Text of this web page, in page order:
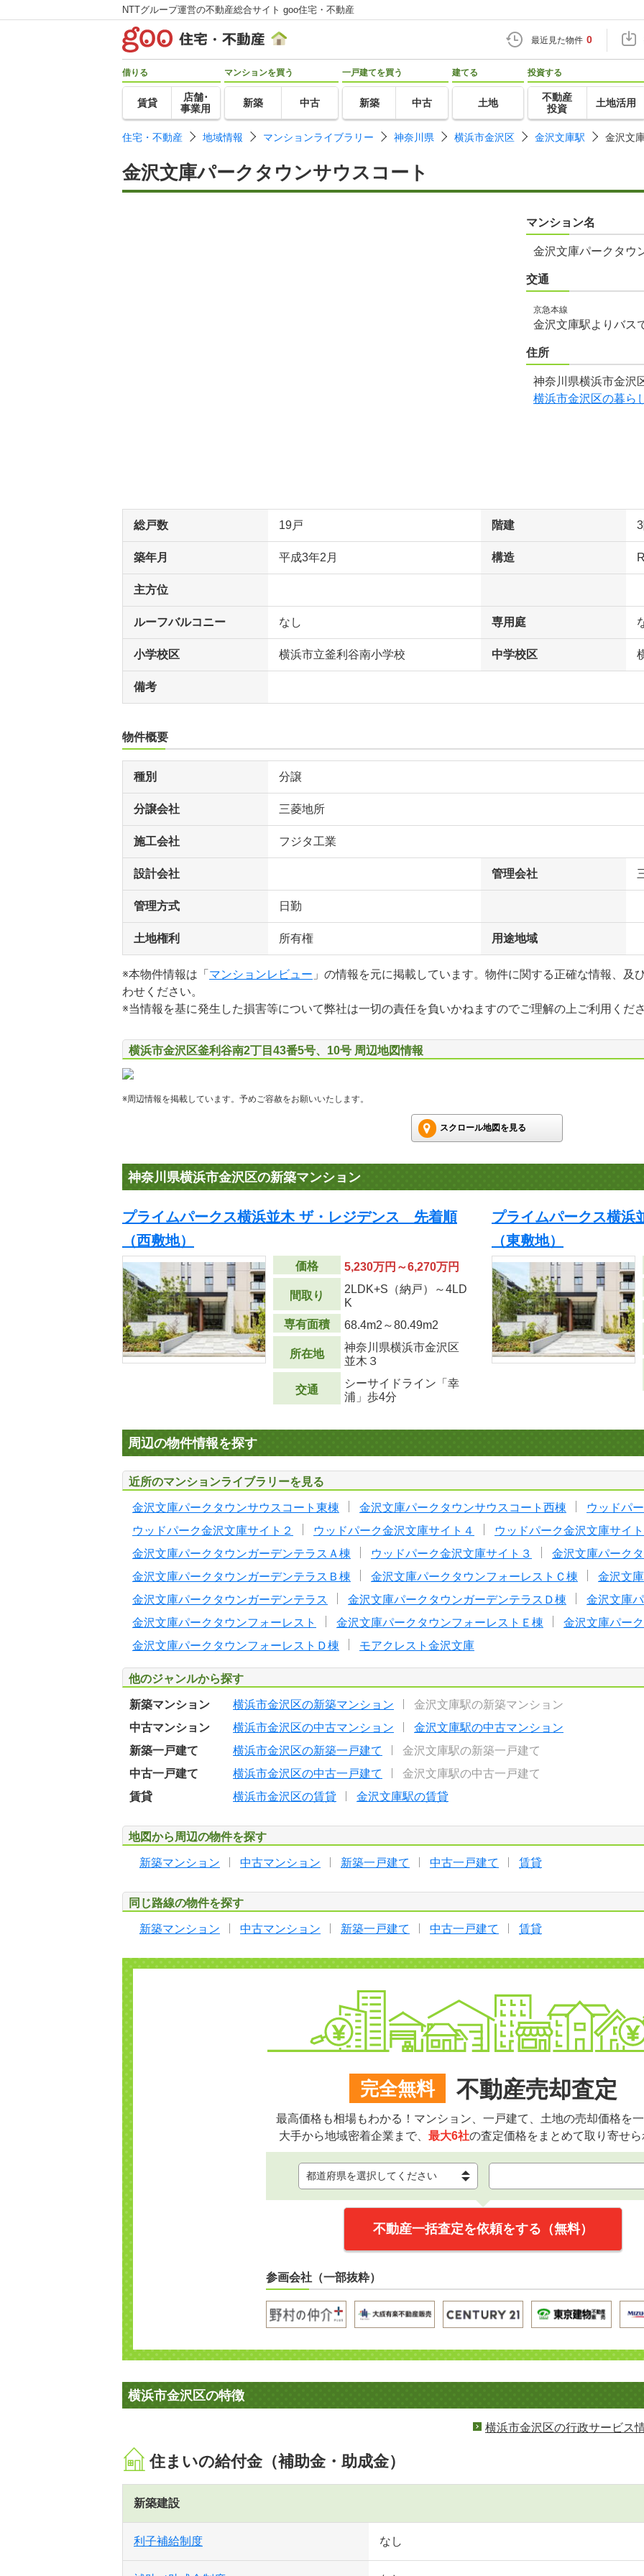
NTTグループ運営の不動産総合サイト goo住宅・不動産
最近見た物件 0
借りる
賃貸
店舗･
事業用
マンションを買う
新築 中古
一戸建てを買う
新築 中古
建てる
土地
投資する
不動産
投資
土地活用
住宅・不動産 地域情報 マンションライブラリー 神奈川県 横浜市金沢区 金沢文庫駅 金沢文
金沢文庫パークタウンサウスコート
マンション名
金沢文庫パークタウ
交通
京急本線
金沢文庫駅よりバス
住所
神奈川県横浜市金沢
横浜市金沢区の暮ら
総戸数 19戸 階建
築年月 平成3年2月 構造
主方位
ルーフバルコニー なし 専用庭
小学校区 横浜市立釜利谷南小学校 中学校区
備考
物件概要
種別 分譲
分譲会社 三菱地所
施工会社 フジタ工業
設計会社 管理会社
管理方式 日勤
土地権利 所有権 用途地域
※本物件情報は「 マンションレビュー 」の情報を元に掲載しています。物件に関する正確な情報、及
わせください。
※当情報を基に発生した損害等について弊社は一切の責任を負いかねますのでご理解の上ご利用くださ
横浜市金沢区釜利谷南2丁目43番5号、10号 周辺地図情報
※周辺情報を掲載しています。予めご容赦をお願いいたします。
スクロール地図を見る
神奈川県横浜市金沢区の新築マンション
プライムパークス横浜並木 ザ・レジデンス 先着順
（西敷地）
価格 5,230万円～6,270万円
間取り
2LDK+S（納戸）～4LD
K
専有面積
68.4m2 ～80.49m2
所在地
神奈川県横浜市金沢区
並木３
交通
シーサイドライン「幸
浦」歩4分
プライムパークス横
（東敷地）
周辺の物件情報を探す
近所のマンションライブラリーを見る
金沢文庫パークタウンサウスコート東棟 金沢文庫パークタウンサウスコート西棟
ウッドパ
ウッドパーク金沢文庫サイト２
ウッドパーク金沢文庫サイト４
ウッドパーク金沢文庫サイト
金沢文庫パークタウンガーデンテラスＡ棟
ウッドパーク金沢文庫サイト３
金沢文庫パーク
金沢文庫パークタウンガーデンテラスＢ棟
金沢文庫パークタウンフォーレストＣ棟
金沢文
金沢文庫パークタウンガーデンテラス
金沢文庫パークタウンガーデンテラスＤ棟
金沢文庫
金沢文庫パークタウンフォーレスト
金沢文庫パークタウンフォーレストＥ棟
金沢文庫パー
金沢文庫パークタウンフォーレストＤ棟
モアクレスト金沢文庫
他のジャンルから探す
新築マンション 横浜市金沢区の新築マンション
金沢文庫駅の新築マンション
中古マンション
横浜市金沢区の中古マンション
金沢文庫駅の中古マンション
新築一戸建て
横浜市金沢区の新築一戸建て
金沢文庫駅の新築一戸建て
中古一戸建て
横浜市金沢区の中古一戸建て
金沢文庫駅の中古一戸建て
賃貸
横浜市金沢区の賃貸 金沢文庫駅の賃貸
地図から周辺の物件を探す
新築マンション 中古マンション 新築一戸建て 中古一戸建て 賃貸
同じ路線の物件を探す
新築マンション 中古マンション 新築一戸建て 中古一戸建て 賃貸
完全無料 不動産売却査定
最高価格も相場もわかる！マンション、一戸建て、土地の売却価格を一
大手から地域密着企業まで、 最大6社の査定価格をまとめて取り寄せら
不動産一括査定を依頼をする（無料）
参画会社（一部抜粋）
横浜市金沢区の特徴
横浜市金沢区の行政サービス
住まいの給付金（補助金・助成金）
新築建設
利子補給制度 なし